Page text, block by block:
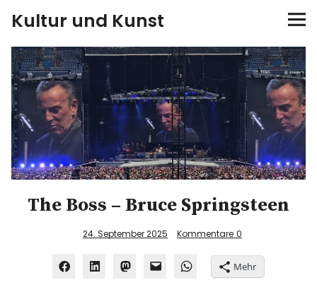
Kultur und Kunst
kultur & kunst
Ausstellungen
Spiele
Konzerte
Museen bei…
The Boss – Bruce Springsteen
24. September 2025 Kommentare 0
Mehr